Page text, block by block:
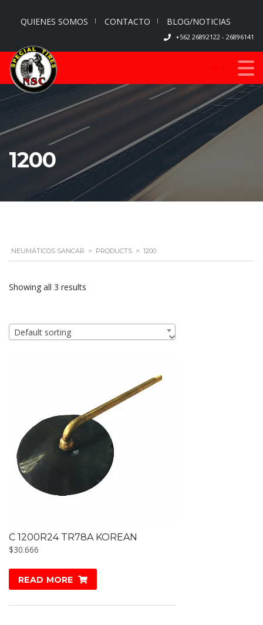
QUIENES SOMOS CONTACTO BLOG/NOTICIAS
+562 26892122 - 26896141
1200
NEUMÁTICOS SANCAR > PRODUCTS > 1200
Showing all 3 results
Default sorting
C 1200R24 TR78A KOREAN
$30.666
READ MORE